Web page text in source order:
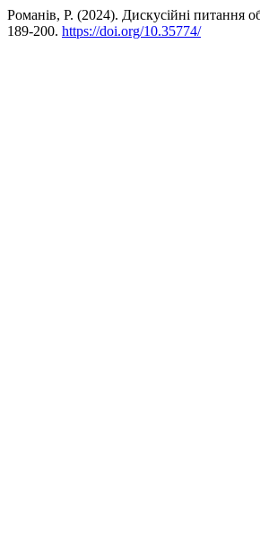
Романів, Р. (2024). Дискусійні питання
189-200. https://doi.org/10.35774/